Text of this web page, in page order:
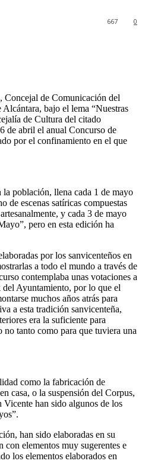
0
667
Concejal de Comunicación del
bajo el lema “Nuestras
de Cultura del citado
de abril el anual Concurso de
por el confinamiento en el que
población, llena cada 1 de mayo
de escenas satíricas compuestas
y cada 3 de mayo
pero en esta edición ha
por los sanvicenteños en
a todo el mundo a través de
contemplaba unas votaciones a
del Ayuntamiento, por lo que el
muchos años atrás para
a esta tradición sanvicenteña,
era la suficiente para
tanto como para que tuviera una
como la fabricación de
casa, o la suspensión del Corpus,
Vicente han sido algunos de los
han sido elaboradas en su
elementos muy sugerentes e
los elementos elaborados en